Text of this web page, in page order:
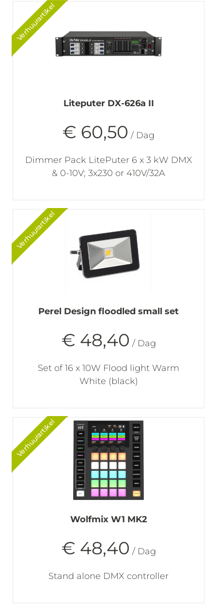
Liteputer DX-626a II
€ 60,50 / Dag
Dimmer Pack LitePuter 6 x 3 kW DMX
& 0-10V; 3x230 or 410V/32A
Verhuurartikel
Perel Design floodled small set
€ 48,40 / Dag
Set of 16 x 10W Flood light Warm
White (black)
Verhuurartikel
Wolfmix W1 MK2
€ 48,40 / Dag
Stand alone DMX controller
Verhuurartikel